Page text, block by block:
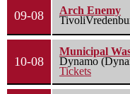
09-08
Arch Enemy
10-08
Municipal
Dynamo
Tickets